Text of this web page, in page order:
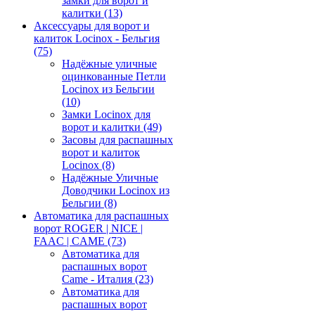
калитки (13)
Аксессуары для ворот и
калиток Locinox - Бельгия
(75)
Надёжные уличные
оцинкованные Петли
Locinox из Бельгии
(10)
Замки Locinox для
ворот и калитки (49)
Засовы для распашных
ворот и калиток
Locinox (8)
Надёжные Уличные
Доводчики Locinox из
Бельгии (8)
Автоматика для распашных
ворот ROGER | NICE |
FAAC | CAME (73)
Автоматика для
распашных ворот
Came - Италия (23)
Автоматика для
распашных ворот